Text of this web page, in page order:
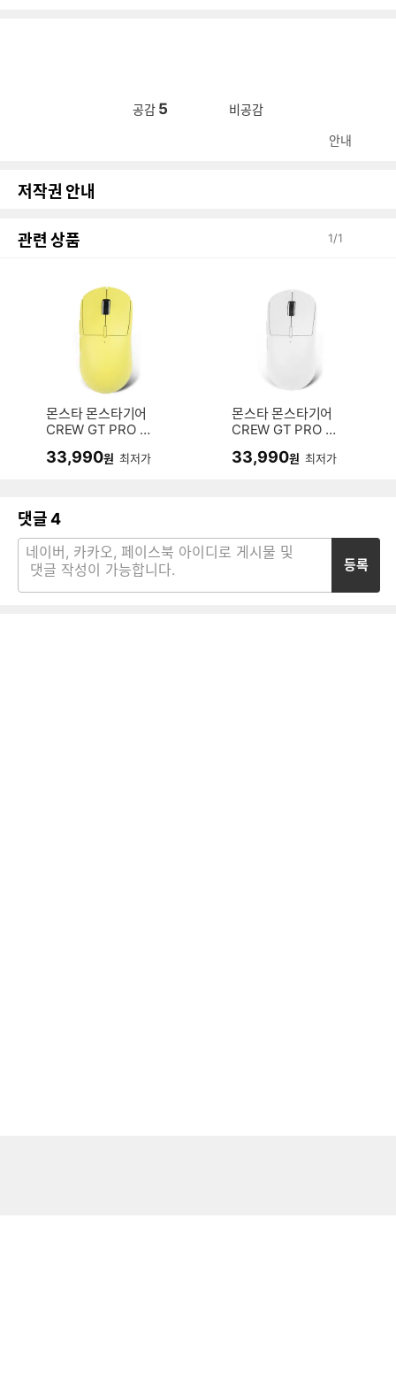
공감 5 비공감
안내
저작권 안내
관련 상품 1/1
몬스타 몬스타기어
CREW GT PRO 유
33,990원 최저가
몬스타 몬스타기어
CREW GT PRO 유
33,990원 최저가
댓글4
등록